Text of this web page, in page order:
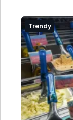
Trendy